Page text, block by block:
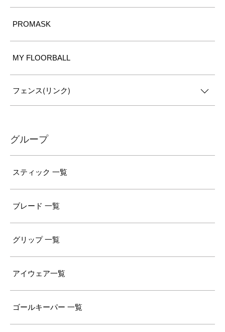
PROMASK
MY FLOORBALL
フェンス(リンク)
グループ
スティック 一覧
ブレード 一覧
グリップ 一覧
アイウェア一覧
ゴールキーパー 一覧